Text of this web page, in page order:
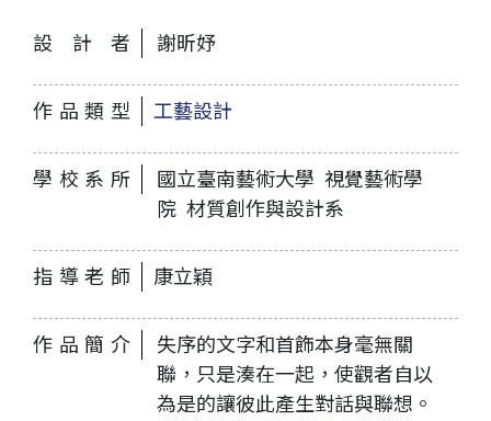
設計者 謝昕妤
作品類型 工藝設計
學校系所
國立臺南藝術大學 視覺藝術學
院 材質創作與設計系
指導老師 康立穎
作品簡介
失序的文字和首飾本身毫無關
聯，只是湊在一起，使觀者自以
為是的讓彼此產生對話與聯想。